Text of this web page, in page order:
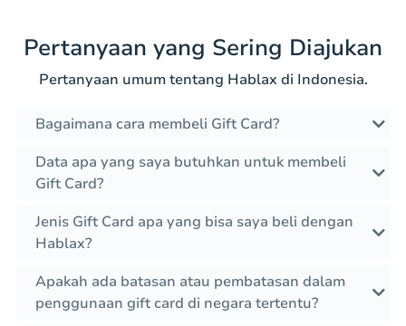
Pertanyaan yang Sering Diajukan
Pertanyaan umum tentang Hablax di Indonesia.
Bagaimana cara membeli Gift Card?
Data apa yang saya butuhkan untuk membeli
Gift Card?
Jenis Gift Card apa yang bisa saya beli dengan
Hablax?
Apakah ada batasan atau pembatasan dalam
penggunaan gift card di negara tertentu?